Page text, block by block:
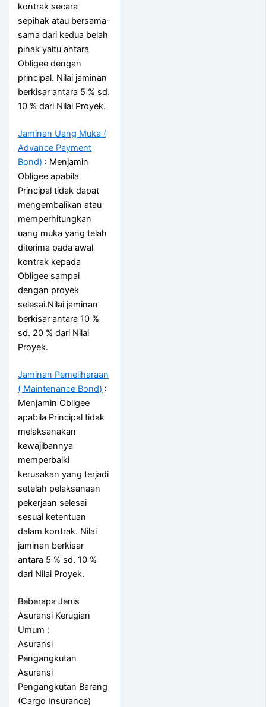
kontrak secara
sepihak atau bersama-
sama dari kedua belah
pihak yaitu antara
Obligee dengan
principal. Nilai jaminan
berkisar antara 5 % sd.
10 % dari Nilai Proyek.
Jaminan Uang Muka (
Advance Payment
Bond) : Menjamin
Obligee apabila
Principal tidak dapat
mengembalikan atau
memperhitungkan
uang muka yang telah
diterima pada awal
kontrak kepada
Obligee sampai
dengan proyek
selesai.Nilai jaminan
berkisar antara 10 %
sd. 20 % dari Nilai
Proyek.
Jaminan Pemeliharaan
( Maintenance Bond) :
Menjamin Obligee
apabila Principal tidak
melaksanakan
kewajibannya
memperbaiki
kerusakan yang terjadi
setelah pelaksanaan
pekerjaan selesai
sesuai ketentuan
dalam kontrak. Nilai
jaminan berkisar
antara 5 % sd. 10 %
dari Nilai Proyek.
Beberapa Jenis
Asuransi Kerugian
Umum :
Asuransi
Pengangkutan
Asuransi
Pengangkutan Barang
(Cargo Insurance)